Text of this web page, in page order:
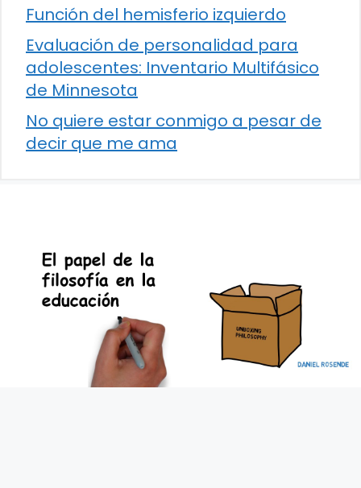
Función del hemisferio izquierdo
Evaluación de personalidad para
adolescentes: Inventario Multifásico
de Minnesota
No quiere estar conmigo a pesar de
decir que me ama